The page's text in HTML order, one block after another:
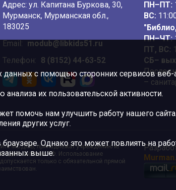
Адрес: ул. Капитана Буркова, 30,
Мурманск, Мурманская обл.,
183025
Email: modub@libkids51.ru
Телефон: 8 (8152) 44-63-52
ПН–ПТ:
ВС:
ПН–ЧТ:
ПТ, ВС:
СБ–
–
МОДЮБ, принадлежат учреждению и/
РФ. Использование
только с обязательной прямой
с помощью сторонних сервисов веб-
их пользовательской активности.
помочь нам улучшить работу нашего
других услуг.
Однако это может повлиять на
выше.